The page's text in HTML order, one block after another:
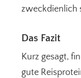
zweckdienlich
Das Fazit
Kurz gesagt,
gute